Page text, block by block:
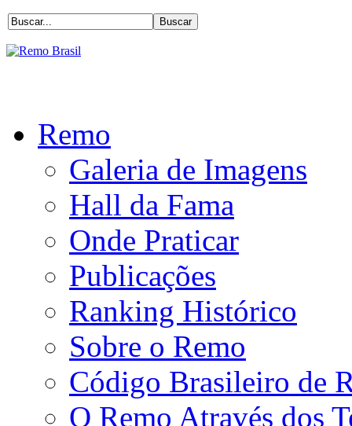
Remo
Galeria de Imagens
Hall da Fama
Onde Praticar
Publicações
Ranking Histórico
Sobre o Remo
Código Brasileiro de
O Remo Através dos